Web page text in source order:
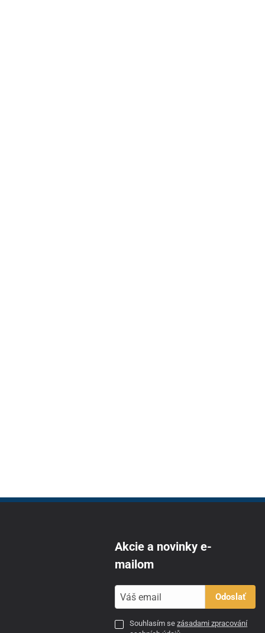
Akcie a novinky e-
mailom
Odoslať
Souhlasím sezásadami zpracování